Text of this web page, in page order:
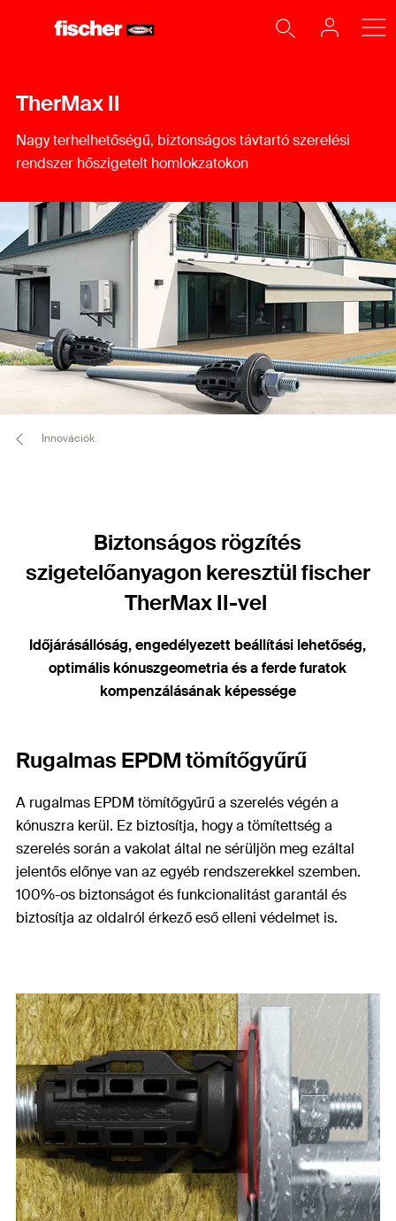
TherMax II​
Nagy terhelhetőségű, biztonságos távtartó szerelési
rendszer hőszigetelt homlokzatokon
Innovációk
Biztonságos rögzítés
szigetelőanyagon keresztül fischer
TherMax II-vel
Időjárásállóság, engedélyezett beállítási lehetőség,
optimális kónuszgeometria és a ferde furatok
kompenzálásának képessége
Rugalmas EPDM tömítőgyűrű
A rugalmas EPDM tömítőgyűrű a szerelés végén a
kónuszra kerül. Ez biztosítja, hogy a tömítettség a
szerelés során a vakolat által ne sérüljön meg ezáltal
jelentős előnye van az egyéb rendszerekkel szemben.
100%-os biztonságot és funkcionalitást garantál és
biztosítja az oldalról érkező eső elleni védelmet is.